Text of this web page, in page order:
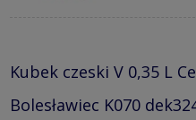
Kubek czeski V 0,35 L
Bolesławiec K070